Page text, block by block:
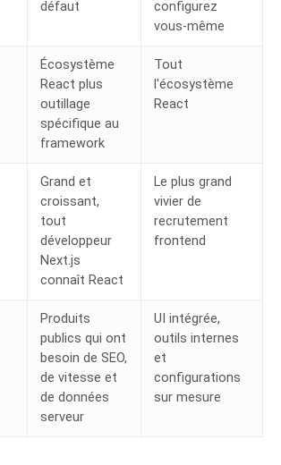
défaut
configurez
vous-même
Écosystème
React plus
outillage
spécifique au
framework
Tout
l'écosystème
React
Grand et
croissant,
tout
développeur
Next.js
connaît React
Le plus grand
vivier de
recrutement
frontend
Produits
publics qui ont
besoin de SEO,
de vitesse et
de données
serveur
UI intégrée,
outils internes
et
configurations
sur mesure